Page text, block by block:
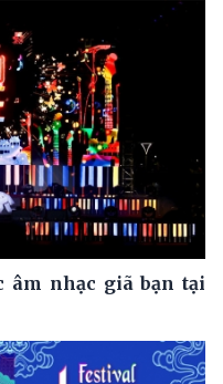
âm nhạc giã bạn tại